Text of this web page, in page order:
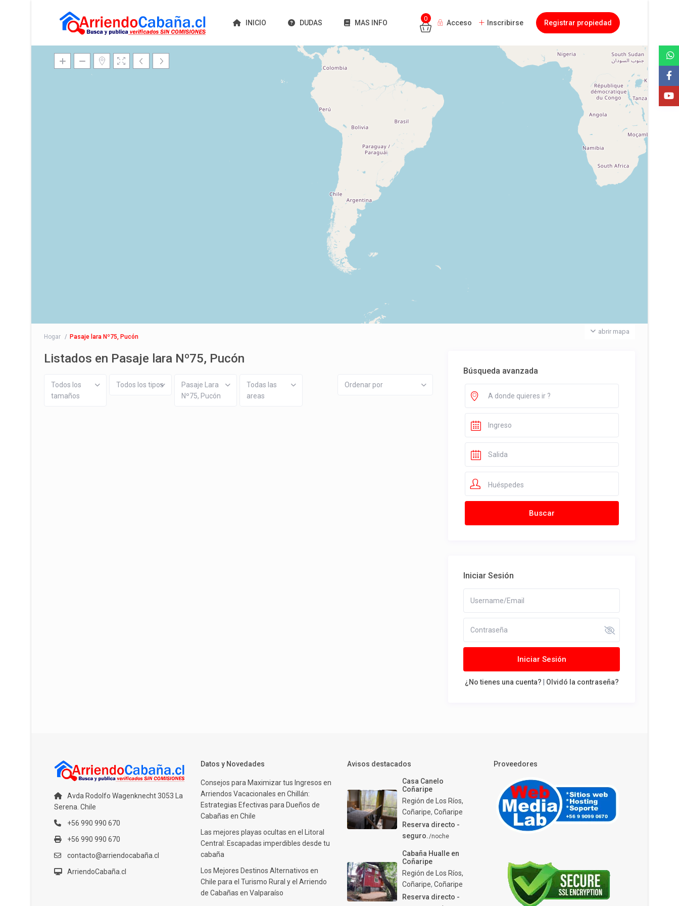
INICIO DUDAS MAS INFO
0
Acceso Inscribirse Registrar propiedad
Cargando mapas
abrir mapa
Hogar Pasaje lara Nº75, Pucón
Listados en Pasaje lara Nº75, Pucón
Todos los
tamaños
Todos los tipos
Pasaje Lara
Nº75, Pucón
Todas las
areas
Ordenar por
Búsqueda avanzada
Huéspedes
Iniciar Sesión
Iniciar Sesión
¿No tienes una cuenta? Olvidó la contraseña?
Avda Rodolfo Wagenknecht 3053 La
Serena. Chile
+56 990 990 670
+56 990 990 670
contacto@arriendocabaña.cl
ArriendoCabaña.cl
Datos y Novedades
Consejos para Maximizar tus Ingresos en
Arriendos Vacacionales en Chillán:
Estrategias Efectivas para Dueños de
Cabañas en Chile
Las mejores playas ocultas en el Litoral
Central: Escapadas imperdibles desde tu
cabaña
Los Mejores Destinos Alternativos en
Chile para el Turismo Rural y el Arriendo
de Cabañas en Valparaíso
Avisos destacados
Casa Canelo
Coñaripe
Región de Los Ríos,
Coñaripe,Coñaripe
Reserva directo -
seguro./noche
Cabaña Hualle en
Coñaripe
Región de Los Ríos,
Coñaripe,Coñaripe
Reserva directo -
Proveedores